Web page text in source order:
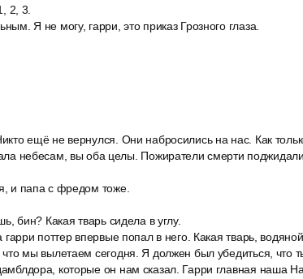
2, 3.
Я не могу, гарри, это приказ Грозного глаза.
ещё не вернулся. Они набросились на нас. Как
небесам, вы оба целы. Пожиратели смерти
и папа с фредом тоже.
бин? Какая тварь сидела в углу.
гарри поттер впервые попал в него. Какая тварь,
мы вылетаем сегодня. Я должен был убедиться, что
которые он нам сказал. Гарри главная наша